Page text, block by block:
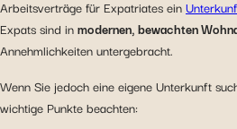
Arbeitsverträge für Expatriates ein
Expats sind inmodernen, bewachten
Annehmlichkeiten untergebracht.
Wenn Sie jedoch eine eigene Unterkunft
wichtige Punkte beachten: